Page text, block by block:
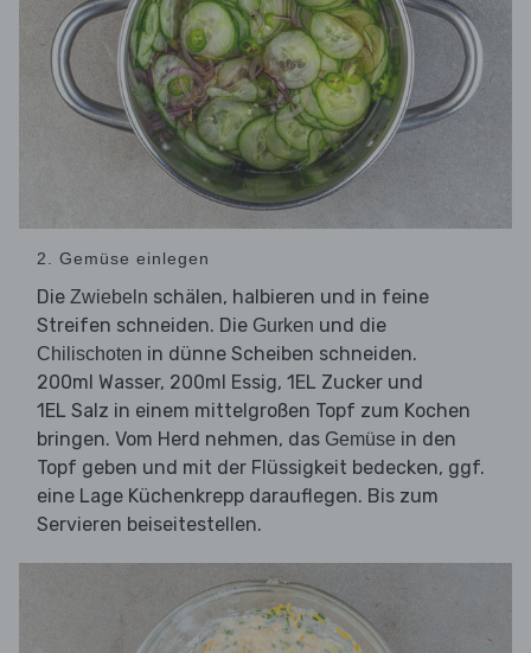
2. Gemüse einlegen
Die Zwiebeln schälen, halbieren und in feine
Streifen schneiden. Die Gurken und die
Chilischoten in dünne Scheiben schneiden.
200ml Wasser, 200ml Essig, 1EL Zucker und
1EL Salz in einem mittelgroßen Topf zum Kochen
bringen. Vom Herd nehmen, das Gemüse in den
Topf geben und mit der Flüssigkeit bedecken, ggf.
eine Lage Küchenkrepp darauflegen. Bis zum
Servieren beiseitestellen.